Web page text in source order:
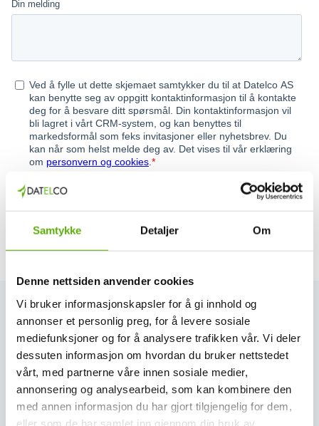
Samtykke Detaljer Om
Denne nettsiden anvender cookies
Vi bruker informasjonskapsler for å gi innhold og
annonser et personlig preg, for å levere sosiale
mediefunksjoner og for å analysere trafikken vår. Vi deler
dessuten informasjon om hvordan du bruker nettstedet
vårt, med partnerne våre innen sosiale medier,
annonsering og analysearbeid, som kan kombinere den
med annen informasjon du har gjort tilgjengelig for dem,
eller som de har samlet inn gjennom din bruk av
Se siste nytt her
Se alle nyheter